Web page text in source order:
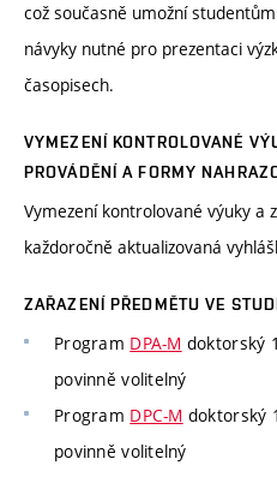
což současně umožní
návyky nutné pro prezentaci
časopisech.
VYMEZENÍ KONTROLOVANÉ
PROVÁDĚNÍ A FORMY
Vymezení kontrolované výuky a
každoročně aktualizovaná
ZAŘAZENÍ PŘEDMĚTU VE
Program DPA-M doktorský
povinně volitelný
Program DPC-M doktorský
povinně volitelný